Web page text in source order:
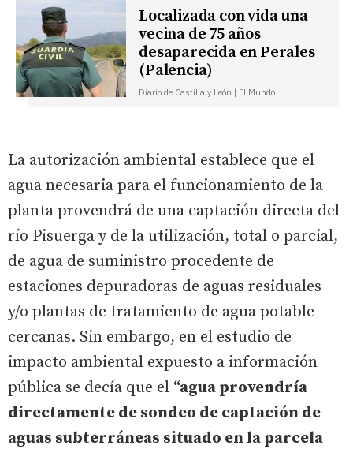
Localizada con vida una
vecina de 75 años
desaparecida en Perales
(Palencia)
Diario de Castilla y León | El Mundo
La autorización ambiental establece que el
agua necesaria para el funcionamiento de la
planta provendrá de una captación directa del
río Pisuerga y de la utilización, total o parcial,
de agua de suministro procedente de
estaciones depuradoras de aguas residuales
y/o plantas de tratamiento de agua potable
cercanas. Sin embargo, en el estudio de
impacto ambiental expuesto a información
pública se decía que el “agua provendría
directamente de sondeo de captación de
aguas subterráneas situado en la parcela